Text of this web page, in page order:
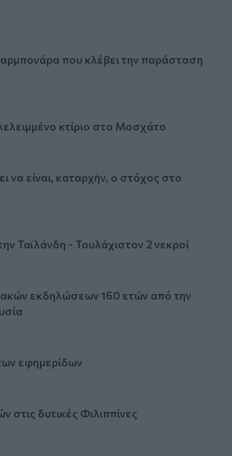
που κλέβει την παράσταση
κτίριο στο Μοσχάτο
να είναι, καταρχήν, ο στόχος στο
Ταϊλάνδη - Τουλάχιστον 2 νεκροί
εκδηλώσεων 160 ετών από την
εφημερίδων
στις δυτικές Φιλιππίνες